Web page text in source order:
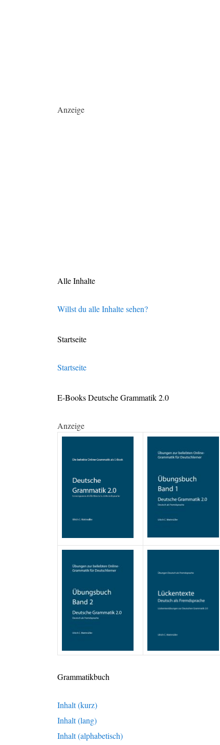
Anzeige
Alle Inhalte
Willst du alle Inhalte sehen?
Startseite
Startseite
E-Books Deutsche Grammatik 2.0
Anzeige
Grammatikbuch
Inhalt (kurz)
Inhalt (lang)
Inhalt (alphabetisch)